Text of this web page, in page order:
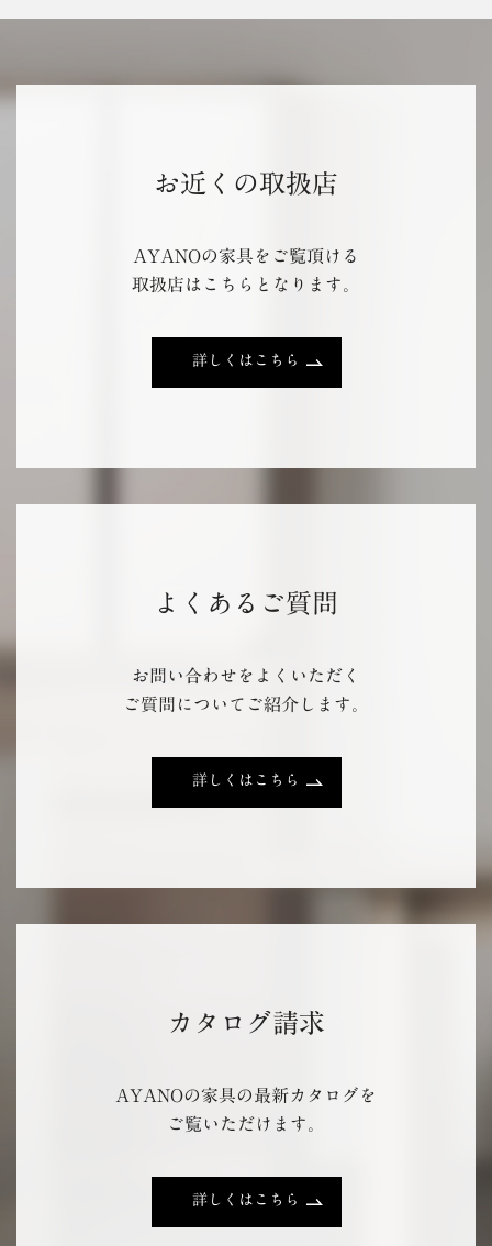
お近くの取扱店
AYANOの家具をご覧頂ける
取扱店はこちらとなります。
詳しくはこちら
よくあるご質問
お問い合わせをよくいただく
ご質問についてご紹介します。
詳しくはこちら
カタログ請求
AYANOの家具の最新カタログを
ご覧いただけます。
詳しくはこちら